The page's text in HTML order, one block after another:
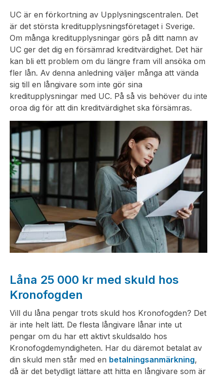
UC är en förkortning av Upplysningscentralen. Det
är det största kreditupplysningsföretaget i Sverige.
Om många kreditupplysningar görs på ditt namn av
UC ger det dig en försämrad kreditvärdighet. Det här
kan bli ett problem om du längre fram vill ansöka om
fler lån. Av denna anledning väljer många att vända
sig till en långivare som inte gör sina
kreditupplysningar med UC. På så vis behöver du inte
oroa dig för att din kreditvärdighet ska försämras.
Låna 25 000 kr med skuld hos
Kronofogden
Vill du låna pengar trots skuld hos Kronofogden? Det
är inte helt lätt. De flesta långivare lånar inte ut
pengar om du har ett aktivt skuldsaldo hos
Kronofogdemyndigheten. Har du däremot betalat av
din skuld men står med en betalningsanmärkning,
då är det betydligt lättare att hitta en långivare som är